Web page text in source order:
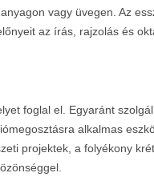
vagy üvegen. Az
az írás, rajzolás és
foglal el. Egyaránt
alkalmas
projektek, a folyékony